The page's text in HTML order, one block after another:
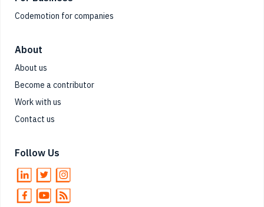
Codemotion for companies
About
About us
Become a contributor
Work with us
Contact us
Follow Us